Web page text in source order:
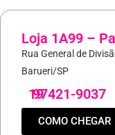
Loja 1A99 –
Rua General de
Barueri/SP
19
97421-9037
COMO CHEGAR